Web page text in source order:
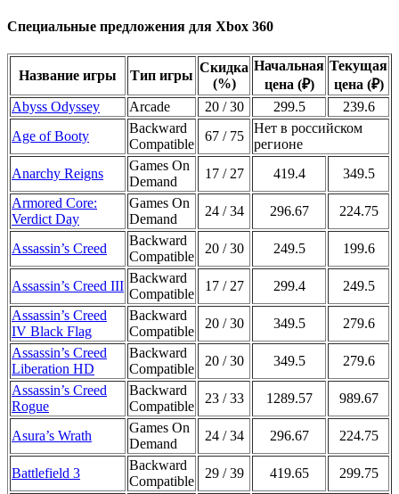
Специальные предложения для Xbox 360
Название игры Тип игры
Скидка
(%)
Начальная
цена (₽)
Текущая
цена (₽)
Abyss Odyssey
Arcade 20 / 30 299.5
239.6
Age of Booty
Backward
Compatible
67 / 75
Нет в российском
регионе
Anarchy Reigns
Games On
Demand
17 / 27 419.4
349.5
Armored Core:
Verdict Day
Games On
Demand
24 / 34 296.67 224.75
Assassin’s Creed
Backward
Compatible
20 / 30 249.5 199.6
Assassin’s Creed III
Backward
Compatible
17 / 27 299.4
249.5
Assassin’s Creed
IV Black Flag
Backward
Compatible
20 / 30 349.5
279.6
Assassin’s Creed
Liberation HD
Backward
Compatible
20 / 30 349.5
279.6
Assassin’s Creed
Rogue
Backward
Compatible
23 / 33 1289.57 989.67
Asura’s Wrath
Games On
Demand
24 / 34 296.67 224.75
Battlefield 3
Backward
Compatible
29 / 39 419.65 299.75